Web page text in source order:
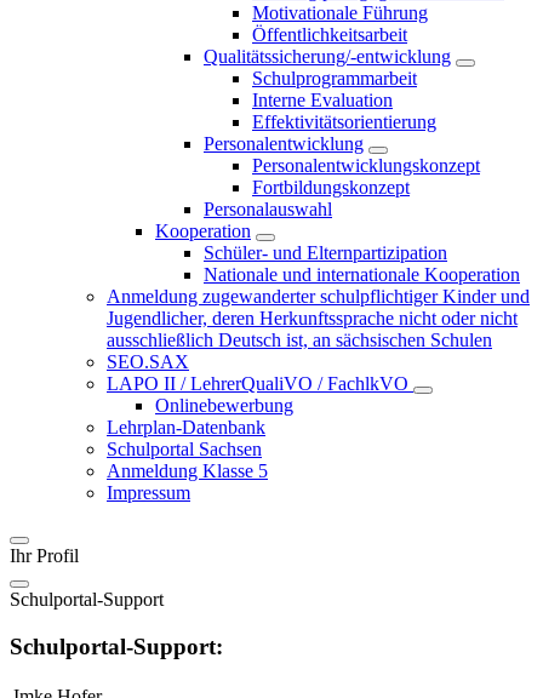
Motivationale Führung
Öffentlichkeitsarbeit
Qualitätssicherung/-entwicklung
Schulprogrammarbeit
Interne Evaluation
Effektivitätsorientierung
Personalentwicklung
Personalentwicklungskonzept
Fortbildungskonzept
Personalauswahl
Kooperation
Schüler- und Elternpartizipation
Nationale und internationale Kooperation
Anmeldung zugewanderter schulpflichtiger Kinder und
Jugendlicher, deren Herkunftssprache nicht oder nicht
ausschließlich Deutsch ist, an sächsischen Schulen
SEO.SAX
LAPO II / LehrerQualiVO / FachlkVO
Onlinebewerbung
Lehrplan-Datenbank
Schulportal Sachsen
Anmeldung Klasse 5
Impressum
Ihr Profil
Schulportal-Support
Schulportal-Support: